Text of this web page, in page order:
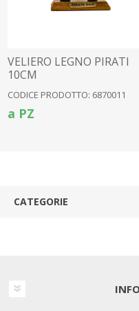
VELIERO LEGNO PIRATI
10CM
CODICE PRODOTTO: 6870011
a PZ
CATEGORIE